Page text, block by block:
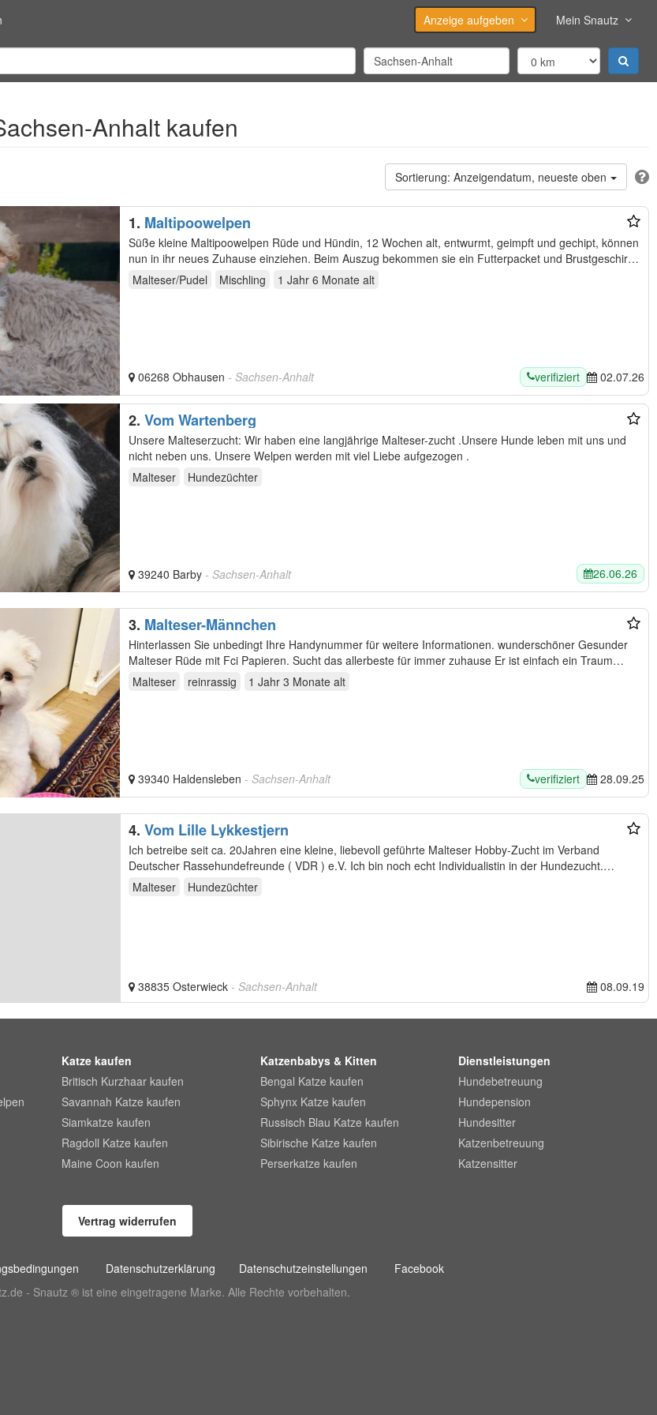
Anzeige aufgeben Mein Snautz
Anhalt kaufen
Anzeigendatum, neueste oben
1. Maltipoowelpen
Süße kleine Maltipoowelpen Rüde und Hündin, 12 Wochen alt, entwurmt, geimpft und gechipt, können
nun in ihr neues Zuhause einziehen. Beim Auszug bekommen sie ein Futterpacket und Brustgeschirr
mit…
Malteser/Pudel Mischling 1 Jahr 6 Monate alt
06268 Obhausen - Sachsen-Anhalt verifiziert 02.07.26
2. Vom Wartenberg
Unsere Malteserzucht: Wir haben eine langjährige Malteser-zucht .Unsere Hunde leben mit uns und
nicht neben uns. Unsere Welpen werden mit viel Liebe aufgezogen .
Malteser
Hundezüchter
39240 Barby - Sachsen-Anhalt 26.06.26
3. Malteser-Männchen
Hinterlassen Sie unbedingt Ihre Handynummer für weitere Informationen. wunderschöner Gesunder
Malteser Rüde mit Fci Papieren. Sucht das allerbeste für immer zuhause Er ist einfach ein Traum
junge…
Malteser reinrassig 1 Jahr 3 Monate alt
39340 Haldensleben - Sachsen-Anhalt verifiziert 28.09.25
4. Vom Lille Lykkestjern
Ich betreibe seit ca. 20Jahren eine kleine, liebevoll geführte Malteser Hobby-Zucht im Verband
Deutscher Rassehundefreunde ( VDR ) e.V. Ich bin noch echt Individualistin in der Hundezucht.
Unsere…
Malteser Hundezüchter
38835 Osterwieck - Sachsen-Anhalt 08.09.19
Katze kaufen
Britisch Kurzhaar kaufen
Savannah Katze kaufen
Siamkatze kaufen
Ragdoll Katze kaufen
Maine Coon kaufen
Katzenbabys & Kitten
Bengal Katze kaufen
Sphynx Katze kaufen
Russisch Blau Katze kaufen
Sibirische Katze kaufen
Perserkatze kaufen
Dienstleistungen
Hundebetreuung
Hundepension
Hundesitter
Katzenbetreuung
Katzensitter
Vertrag widerrufen
Datenschutzerklärung Datenschutzeinstellungen
Facebook
- Snautz ® ist eine eingetragene Marke. Alle Rechte vorbehalten.